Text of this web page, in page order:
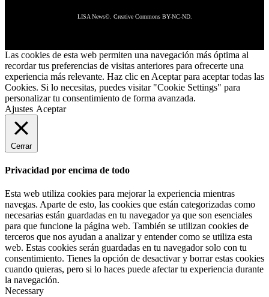
LISA News©. Creative Commons BY-NC-ND.
Las cookies de esta web permiten una navegación más óptima al
recordar tus preferencias de visitas anteriores para ofrecerte una
experiencia más relevante. Haz clic en Aceptar para aceptar todas las
Cookies. Si lo necesitas, puedes visitar "Cookie Settings" para
personalizar tu consentimiento de forma avanzada.
Ajustes Aceptar
Cerrar
Privacidad por encima de todo
Esta web utiliza cookies para mejorar la experiencia mientras
navegas. Aparte de esto, las cookies que están categorizadas como
necesarias están guardadas en tu navegador ya que son esenciales
para que funcione la página web. También se utilizan cookies de
terceros que nos ayudan a analizar y entender como se utiliza esta
web. Estas cookies serán guardadas en tu navegador solo con tu
consentimiento. Tienes la opción de desactivar y borrar estas cookies
cuando quieras, pero si lo haces puede afectar tu experiencia durante
la navegación.
Necessary